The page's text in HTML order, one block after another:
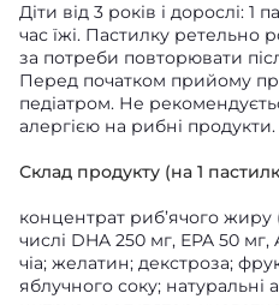
Діти від 3 років і дорослі: 1
час їжі. Пастилку ретельно
за потреби повторювати
Перед початком прийому
педіатром. Не
алергією на рибні продукти.
Склад продукту (на 1
концентрат риб’ячого
числі DHA 250 мг, EPA 50 мг,
чіа; желатин; декстроза;
яблучного соку;